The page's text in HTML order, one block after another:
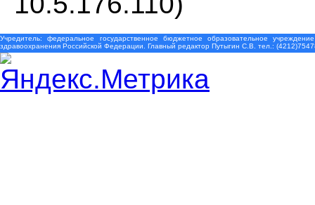
Учредитель: федеральное государственное бюджетное образовательное
здравоохранения Российской Федерации. Главный редактор Путыгин С.В. тел.: